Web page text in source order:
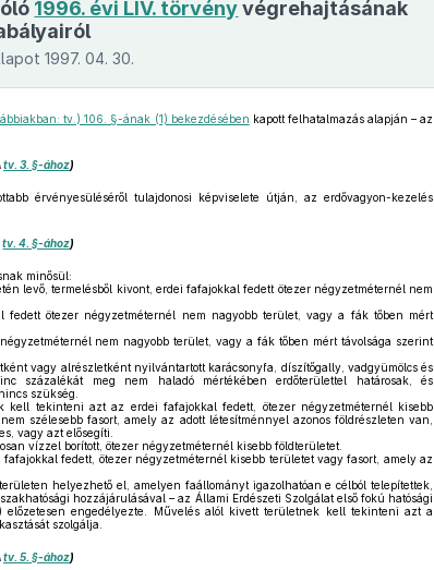
1996. évi LIV. törvényvégrehajtásának
1997. 04. 30.
tv.) 106. §-ának (1) bekezdésében kapott felhatalmazás alapján – az
tv. 3. §-ához)
érvényesüléséről tulajdonosi képviselete útján, az erdővagyon-kezelés
tv. 4. §-ához)
minősül:
levő, termelésből kivont, erdei fafajokkal fedett ötezer négyzetméternél nem
fedett ötezer négyzetméternél nem nagyobb terület, vagy a fák tőben mért
nem nagyobb terület, vagy a fák tőben mért távolsága szerint
vagy alrészletként nyilvántartott karácsonyfa, díszítőgally, vadgyümölcs és
százalékát meg nem haladó mértékében erdőterülettel határosak, és
szükség.
kell tekinteni azt az erdei fafajokkal fedett, ötezer négyzetméternél kisebb
szélesebb fasort, amely az adott létesítménnyel azonos földrészleten van,
vagy azt elősegíti.
vízzel borított, ötezer négyzetméternél kisebb földterületet.
fedett, ötezer négyzetméternél kisebb területet vagy fasort, amely az
helyezhető el, amelyen faállományt igazolhatóan e célból telepítettek,
hozzájárulásával – az Állami Erdészeti Szolgálat első fokú hatósági
előzetesen engedélyezte. Művelés alól kivett területnek kell tekinteni azt a
szolgálja.
tv. 5. §-ához)